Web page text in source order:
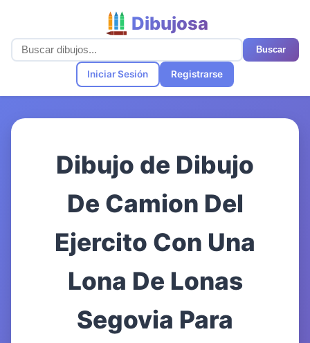
Dibujosa
Buscar
Iniciar Sesión Registrarse
Dibujo de Dibujo
De Camion Del
Ejercito Con Una
Lona De Lonas
Segovia Para